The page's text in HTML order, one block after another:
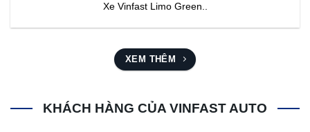
Xe Vinfast Limo Green..
XEM THÊM
KHÁCH HÀNG CỦA VINFAST AUTO